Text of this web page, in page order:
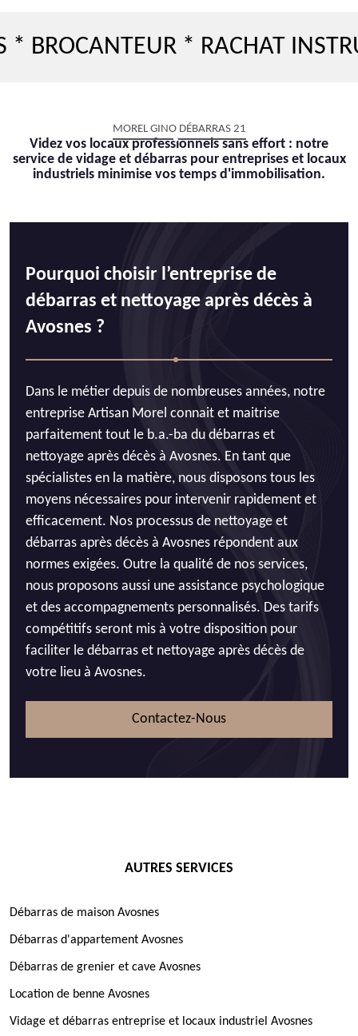
* RACHAT
MOREL GINO DÉBARRAS 21
Videz vos locaux professionnels sans effort : notre
service de vidage et débarras pour entreprises et locaux
industriels minimise vos temps d'immobilisation.
Pourquoi choisir l’entreprise de
débarras et nettoyage après décès à
Avosnes ?
Dans le métier depuis de nombreuses années, notre
entreprise Artisan Morel connait et maitrise
parfaitement tout le b.a.-ba du débarras et
nettoyage après décès à Avosnes. En tant que
spécialistes en la matière, nous disposons tous les
moyens nécessaires pour intervenir rapidement et
efficacement. Nos processus de nettoyage et
débarras après décès à Avosnes répondent aux
normes exigées. Outre la qualité de nos services,
nous proposons aussi une assistance psychologique
et des accompagnements personnalisés. Des tarifs
compétitifs seront mis à votre disposition pour
faciliter le débarras et nettoyage après décès de
votre lieu à Avosnes.
Contactez-Nous
AUTRES SERVICES
Débarras de maison Avosnes
Débarras d'appartement Avosnes
Débarras de grenier et cave Avosnes
Location de benne Avosnes
Vidage et débarras entreprise et locaux industriel Avosnes